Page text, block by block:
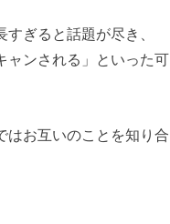
ぎると話題が尽き、
ャンされる」といった可
はお互いのことを知り合